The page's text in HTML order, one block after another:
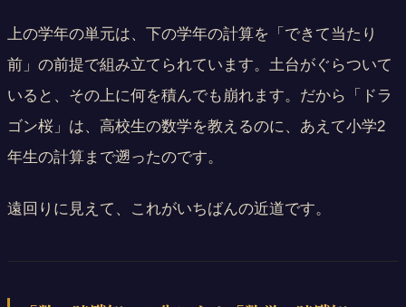
上の学年の単元は、下の学年の計算を「できて当たり
前」の前提で組み立てられています。土台がぐらついて
いると、その上に何を積んでも崩れます。だから「ドラ
ゴン桜」は、高校生の数学を教えるのに、あえて小学2
年生の計算まで遡ったのです。
遠回りに見えて、これがいちばんの近道です。